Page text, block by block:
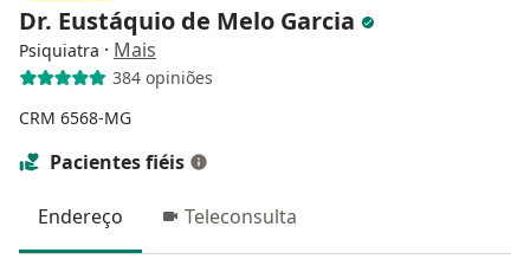
Dr. Eustáquio de Melo Garcia
Psiquiatra · Mais
384 opiniões
CRM 6568-MG
Pacientes fiéis
Endereço Teleconsulta